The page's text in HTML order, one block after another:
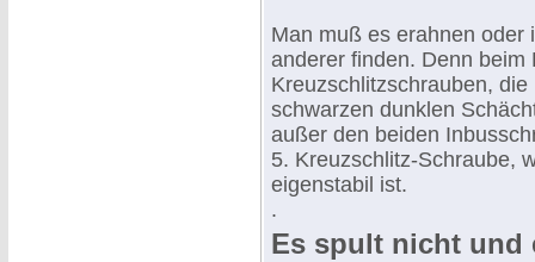
Man muß es erahnen oder
anderer finden. Denn
Kreuzschlitzschrauben,
schwarzen dunklen
außer den beiden
5. Kreuzschlitz-Schraube,
eigenstabil ist.
.
Es spult nicht und